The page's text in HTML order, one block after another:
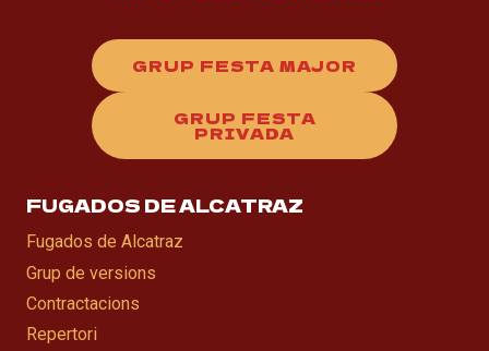
GRUP FESTA MAJOR
GRUP FESTA
PRIVADA
FUGADOS DE ALCATRAZ
Fugados de Alcatraz
Grup de versions
Contractacions
Repertori